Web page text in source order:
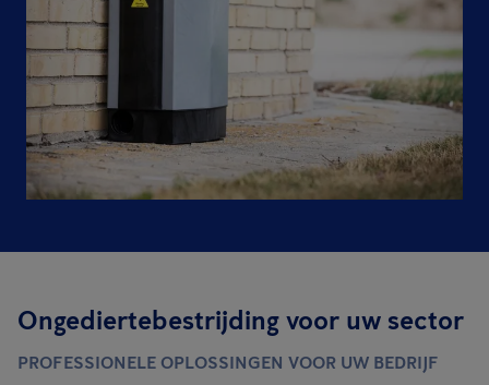
Ongediertebestrijding voor uw sector
PROFESSIONELE OPLOSSINGEN VOOR UW BEDRIJF